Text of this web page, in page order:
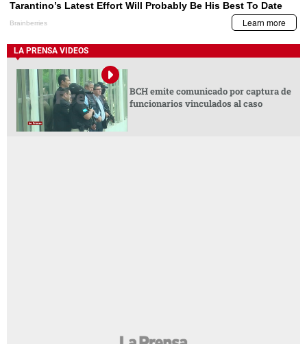
LA PRENSA VIDEOS
BCH emite comunicado por captura de
funcionarios vinculados al caso